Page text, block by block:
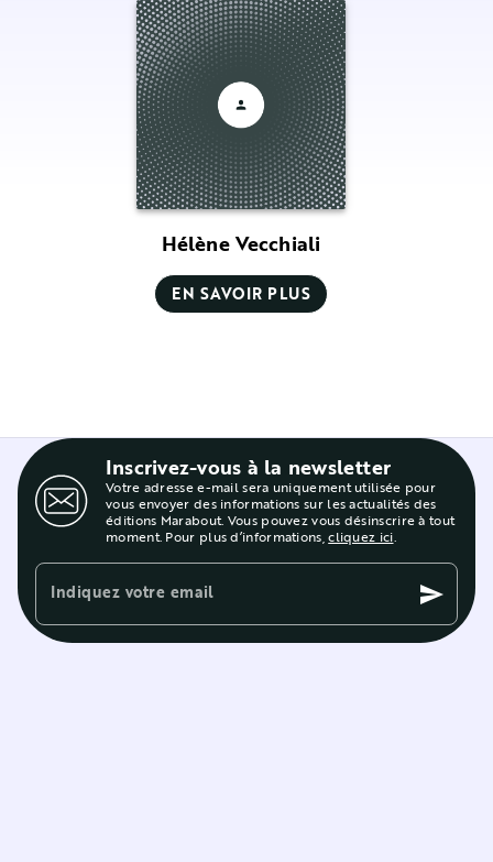
Hélène Vecchiali
EN SAVOIR PLUS
Inscrivez-vous à la newsletter
Votre adresse e-mail sera uniquement utilisée pour
vous envoyer des informations sur les actualités des
éditions Marabout. Vous pouvez vous désinscrire à tout
moment. Pour plus d’informations,cliquez ici.
Indiquez votre email send